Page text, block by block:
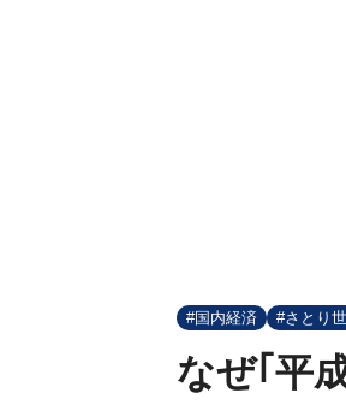
#国内経済 #さとり
なぜ｢平